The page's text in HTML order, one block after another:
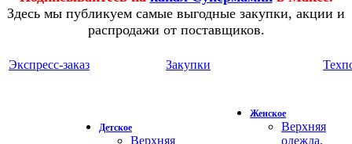
Здесь мы публикуем самые выгодные закупки, акции и
распродажи от поставщиков.
Экспресс-заказ Закупки
Детское
Верхняя
Женское
Верхняя
одежда.